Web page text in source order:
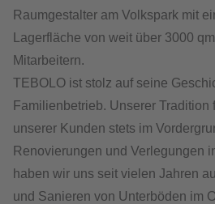
Raumgestalter am Volkspark mit
Lagerfläche von weit über 3000
Mitarbeitern.
TEBOLO ist stolz auf seine
Familienbetrieb. Unserer Tradition
unserer Kunden stets im
Renovierungen und Verlegungen
haben wir uns seit vielen Jahren
und Sanieren von Unterböden im